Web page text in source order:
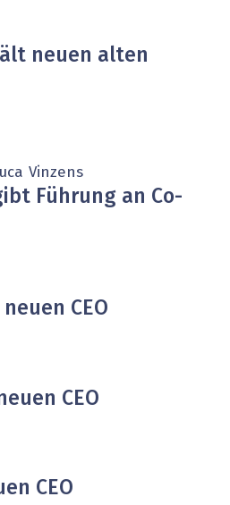
neuen alten
Vinzens
Führung an Co-
CEO
CEO
CEO